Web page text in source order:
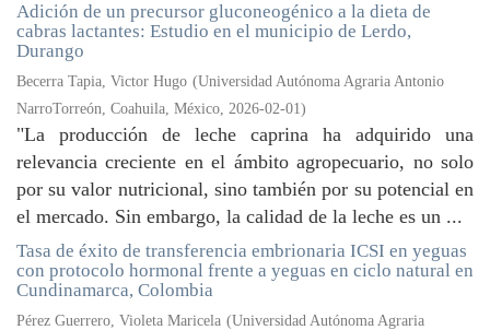
Adición de un precursor gluconeogénico a la dieta de
cabras lactantes: Estudio en el municipio de Lerdo,
Durango
Becerra Tapia, Victor Hugo (Universidad Autónoma Agraria Antonio
NarroTorreón, Coahuila, México, 2026-02-01)
"La producción de leche caprina ha adquirido una
relevancia creciente en el ámbito agropecuario, no solo
por su valor nutricional, sino también por su potencial en
el mercado. Sin embargo, la calidad de la leche es un ...
Tasa de éxito de transferencia embrionaria ICSI en yeguas
con protocolo hormonal frente a yeguas en ciclo natural en
Cundinamarca, Colombia
Pérez Guerrero, Violeta Maricela (Universidad Autónoma Agraria